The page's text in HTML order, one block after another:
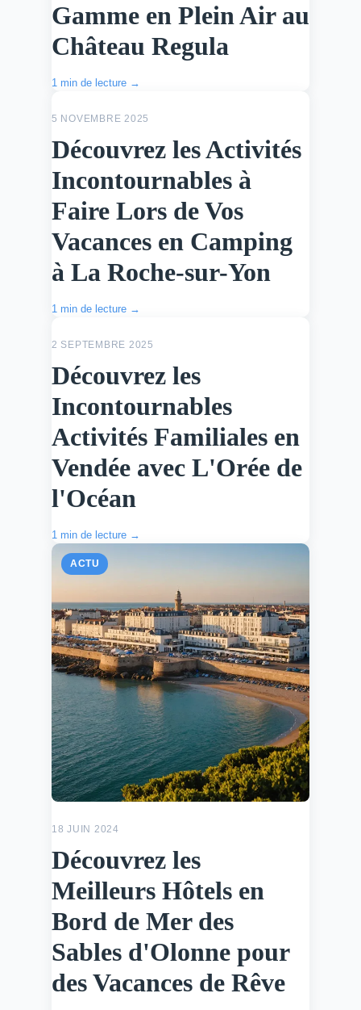
Gamme en Plein Air au
Château Regula
1 min de lecture →
5 NOVEMBRE 2025
Découvrez les Activités
Incontournables à
Faire Lors de Vos
Vacances en Camping
à La Roche-sur-Yon
1 min de lecture →
2 SEPTEMBRE 2025
Découvrez les
Incontournables
Activités Familiales en
Vendée avec L'Orée de
l'Océan
1 min de lecture →
ACTU
18 JUIN 2024
Découvrez les
Meilleurs Hôtels en
Bord de Mer des
Sables d'Olonne pour
des Vacances de Rêve